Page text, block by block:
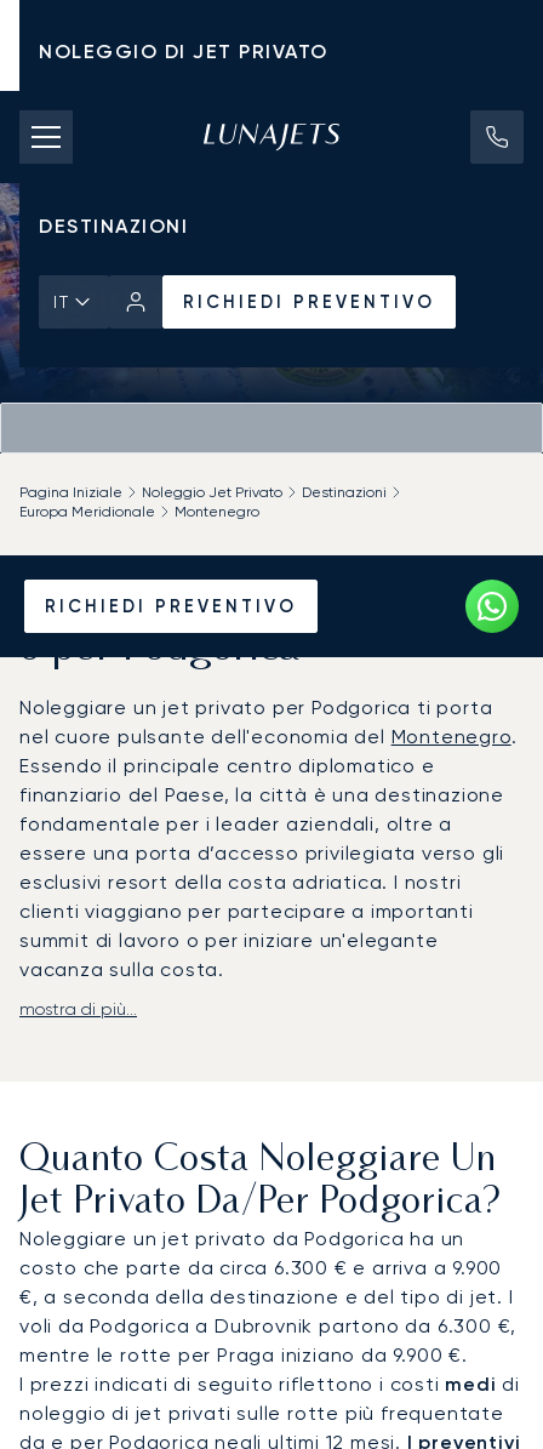
NOLEGGIO DI JET PRIVATO
TARIFFE DI NOLEGGIO
JET PRIVATI
DESTINAZIONI
IT RICHIEDI PREVENTIVO
RICHIEDI PREVENTIVO
Pagina Iniziale Noleggio Jet Privato
Destinazioni
Europa Meridionale
Montenegro
Noleggia un Jet Privato da
o per Podgorica
Noleggiare un jet privato per Podgorica ti porta
nel cuore pulsante dell'economia del Montenegro.
Essendo il principale centro diplomatico e
finanziario del Paese, la città è una destinazione
fondamentale per i leader aziendali, oltre a
essere una porta d’accesso privilegiata verso gli
esclusivi resort della costa adriatica. I nostri
clienti viaggiano per partecipare a importanti
summit di lavoro o per iniziare un'elegante
vacanza sulla costa.
Il tuo viaggio è organizzato su misura per le tue
impegni presso importanti centri d'affari come
The Capital Plaza.
Il nostro standard di eccellenza operativa è
garantito dal nostro team operativo, composto
da specialisti qualificati, attivo 24h, 7 giorni su 7
per monitorare e ottimizzare proattivamente ogni
volo. Questo profondo impegno per la sicurezza e
la qualità assicura che il tuo volo privato verso la
capitale del Montenegro sia gestito con la
massima precisione e affidabilità.
mostra di più...
Quanto Costa Noleggiare Un
Jet Privato Da/per Podgorica?
Noleggiare un jet privato da Podgorica ha un
costo che parte da circa 6.300 € e arriva a 9.900
€, a seconda della destinazione e del tipo di jet. I
voli da Podgorica a Dubrovnik partono da 6.300 €,
mentre le rotte per Praga iniziano da 9.900 €.
I prezzi indicati di seguito riflettono i costi medi di
noleggio di jet privati sulle rotte più frequentate
da e per Podgorica negli ultimi 12 mesi. I preventivi